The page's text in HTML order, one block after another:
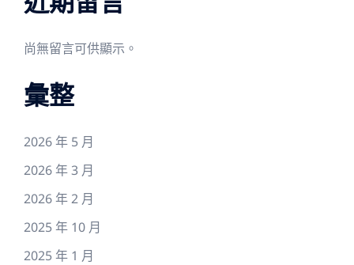
尚無留言可供顯示。
彙整
2026 年 5 月
2026 年 3 月
2026 年 2 月
2025 年 10 月
2025 年 1 月